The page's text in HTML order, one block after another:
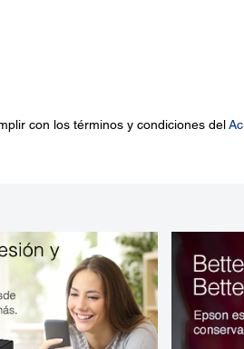
con los términos y condiciones del